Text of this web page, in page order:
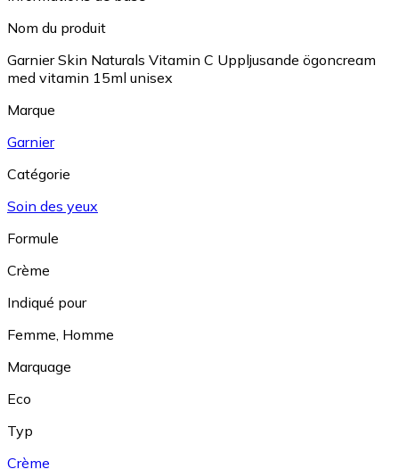
Nom du produit
Garnier Skin Naturals Vitamin C Uppljusande ögoncream
med vitamin 15ml unisex
Marque
Garnier
Catégorie
Soin des yeux
Formule
Crème
Indiqué pour
Femme Homme
Marquage
Eco
Typ
Crème